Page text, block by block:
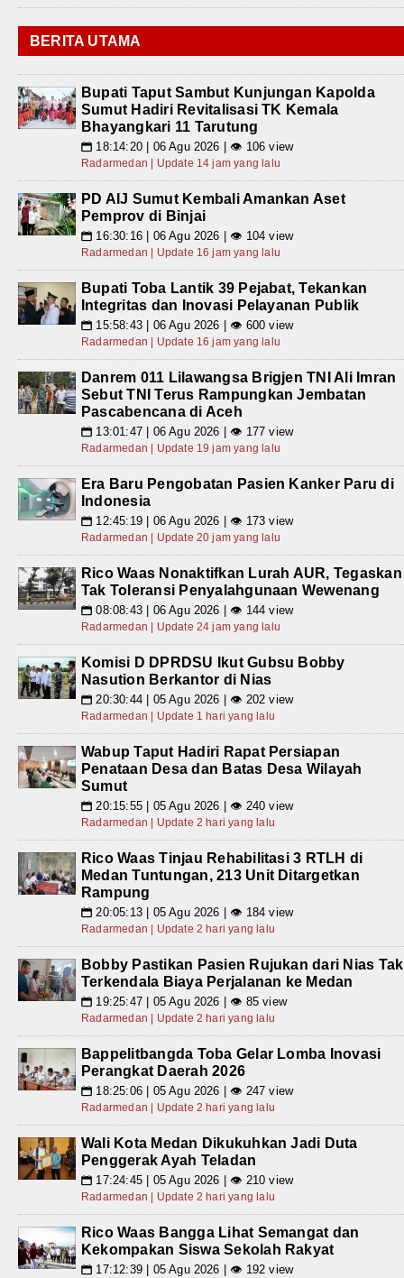
BERITA UTAMA
Bupati Taput Sambut Kunjungan Kapolda
Sumut Hadiri Revitalisasi TK Kemala
Bhayangkari 11 Tarutung
📅 18:14:20 | 06 Agu 2026 | 👁 106 view
Radarmedan | Update 14 jam yang lalu
PD AIJ Sumut Kembali Amankan Aset
Pemprov di Binjai
📅 16:30:16 | 06 Agu 2026 | 👁 104 view
Radarmedan | Update 16 jam yang lalu
Bupati Toba Lantik 39 Pejabat, Tekankan
Integritas dan Inovasi Pelayanan Publik
📅 15:58:43 | 06 Agu 2026 | 👁 600 view
Radarmedan | Update 16 jam yang lalu
Danrem 011 Lilawangsa Brigjen TNI Ali Imran
Sebut TNI Terus Rampungkan Jembatan
Pascabencana di Aceh
📅 13:01:47 | 06 Agu 2026 | 👁 177 view
Radarmedan | Update 19 jam yang lalu
Era Baru Pengobatan Pasien Kanker Paru di
Indonesia
📅 12:45:19 | 06 Agu 2026 | 👁 173 view
Radarmedan | Update 20 jam yang lalu
Rico Waas Nonaktifkan Lurah AUR, Tegaskan
Tak Toleransi Penyalahgunaan Wewenang
📅 08:08:43 | 06 Agu 2026 | 👁 144 view
Radarmedan | Update 24 jam yang lalu
Komisi D DPRDSU Ikut Gubsu Bobby
Nasution Berkantor di Nias
📅 20:30:44 | 05 Agu 2026 | 👁 202 view
Radarmedan | Update 1 hari yang lalu
Wabup Taput Hadiri Rapat Persiapan
Penataan Desa dan Batas Desa Wilayah
Sumut
📅 20:15:55 | 05 Agu 2026 | 👁 240 view
Radarmedan | Update 2 hari yang lalu
Rico Waas Tinjau Rehabilitasi 3 RTLH di
Medan Tuntungan, 213 Unit Ditargetkan
Rampung
📅 20:05:13 | 05 Agu 2026 | 👁 184 view
Radarmedan | Update 2 hari yang lalu
Bobby Pastikan Pasien Rujukan dari Nias Tak
Terkendala Biaya Perjalanan ke Medan
📅 19:25:47 | 05 Agu 2026 | 👁 85 view
Radarmedan | Update 2 hari yang lalu
Bappelitbangda Toba Gelar Lomba Inovasi
Perangkat Daerah 2026
📅 18:25:06 | 05 Agu 2026 | 👁 247 view
Radarmedan | Update 2 hari yang lalu
Wali Kota Medan Dikukuhkan Jadi Duta
Penggerak Ayah Teladan
📅 17:24:45 | 05 Agu 2026 | 👁 210 view
Radarmedan | Update 2 hari yang lalu
Rico Waas Bangga Lihat Semangat dan
Kekompakan Siswa Sekolah Rakyat
📅 17:12:39 | 05 Agu 2026 | 👁 192 view